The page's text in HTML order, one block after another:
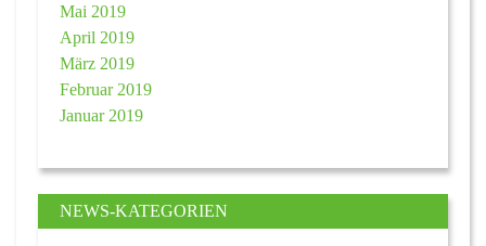
Mai 2019
April 2019
März 2019
Februar 2019
Januar 2019
NEWS-KATEGORIEN